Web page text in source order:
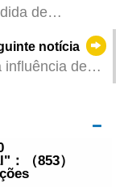
de
de inspecção
veículos
notícia
influência de
（853）